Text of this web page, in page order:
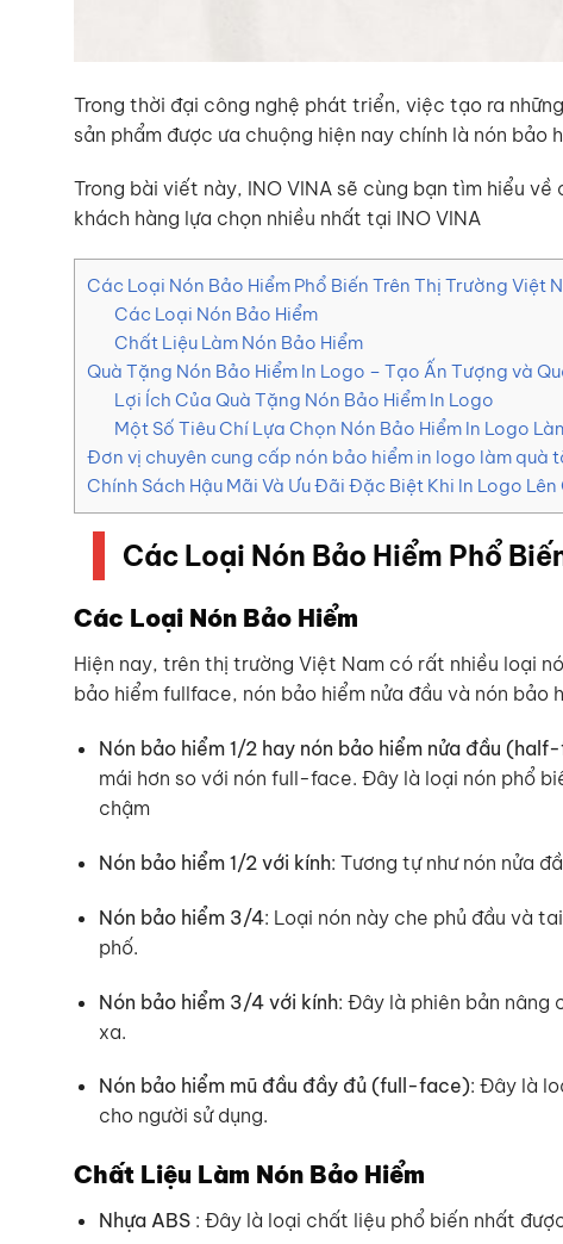
Trong thời đại công nghệ phát triển, việc tạo ra
sản phẩm được ưa chuộng hiện nay chính là nón bảo
Trong bài viết này, INO VINA sẽ cùng bạn tìm hiểu
khách hàng lựa chọn nhiều nhất tại INO VINA
Các Loại Nón Bảo Hiểm Phổ Biến Trên Thị Trường Việt
Các Loại Nón Bảo Hiểm
Chất Liệu Làm Nón Bảo Hiểm
Quà Tặng Nón Bảo Hiểm In Logo – Tạo Ấn Tượng và
Lợi Ích Của Quà Tặng Nón Bảo Hiểm In Logo
Một Số Tiêu Chí Lựa Chọn Nón Bảo Hiểm In Logo
Đơn vị chuyên cung cấp nón bảo hiểm in logo làm quà
Chính Sách Hậu Mãi Và Ưu Đãi Đặc Biệt Khi In Logo
Các Loại Nón Bảo Hiểm Phổ
Các Loại Nón Bảo Hiểm
Hiện nay, trên thị trường Việt Nam có rất nhiều loại
bảo hiểm fullface, nón bảo hiểm nửa đầu và nón
Nón bảo hiểm 1/2 hay nón bảo hiểm nửa đầu
mái hơn so với nón full-face. Đây là loại nón phổ
chậm
Nón bảo hiểm 1/2 với kính: Tương tự như nón nửa
Nón bảo hiểm 3/4: Loại nón này che phủ đầu và
phố.
Nón bảo hiểm 3/4 với kính: Đây là phiên bản nâng
xa.
Nón bảo hiểm mũ đầu đầy đủ (full-face): Đây là
cho người sử dụng.
Chất Liệu Làm Nón Bảo Hiểm
Nhựa ABS: Đây là loại chất liệu phổ biến nhất